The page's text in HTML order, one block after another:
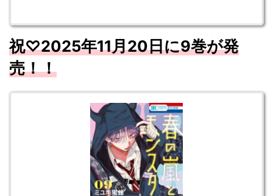
祝♡2025年11月20日に9巻が発
売！！